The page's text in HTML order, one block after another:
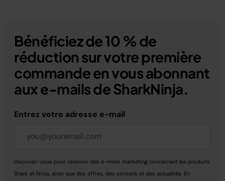
Bénéficiez de 10 % de
réduction sur votre première
commande en vous abonnant
aux e-mails de SharkNinja.
Entrez votre adresse e-mail
Inscrivez-vous pour recevoir des e-mails marketing concernant les produits
Shark et Ninja, ainsi que des offres, des conseils et des actualités. En